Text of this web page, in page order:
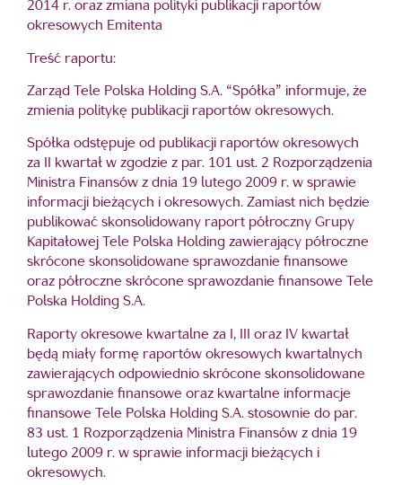
2014 r. oraz zmiana polityki publikacji raportów
okresowych Emitenta
Treść raportu:
Zarząd Tele Polska Holding S.A. “Spółka” informuje, że
zmienia politykę publikacji raportów okresowych.
Spółka odstępuje od publikacji raportów okresowych
za II kwartał w zgodzie z par. 101 ust. 2 Rozporządzenia
Ministra Finansów z dnia 19 lutego 2009 r. w sprawie
informacji bieżących i okresowych. Zamiast nich będzie
publikować skonsolidowany raport półroczny Grupy
Kapitałowej Tele Polska Holding zawierający półroczne
skrócone skonsolidowane sprawozdanie finansowe
oraz półroczne skrócone sprawozdanie finansowe Tele
Polska Holding S.A.
Raporty okresowe kwartalne za I, III oraz IV kwartał
będą miały formę raportów okresowych kwartalnych
zawierających odpowiednio skrócone skonsolidowane
sprawozdanie finansowe oraz kwartalne informacje
finansowe Tele Polska Holding S.A. stosownie do par.
83 ust. 1 Rozporządzenia Ministra Finansów z dnia 19
lutego 2009 r. w sprawie informacji bieżących i
okresowych.